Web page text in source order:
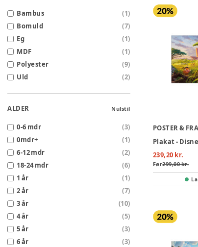
Bambus (1)
Bomuld
(7)
Eg
(1)
MDF
(1)
Polyester
(9)
Uld
(2)
ALDER Nulstil
0-6 mdr (3)
0mdr+
(1)
6-12 mdr
(2)
18-24 mdr
(6)
1 år
(1)
2 år
(7)
3 år
(10)
4 år
(5)
5 år
(3)
6 år
(3)
POSTER &
239,20 kr.
Før299,00 kr.